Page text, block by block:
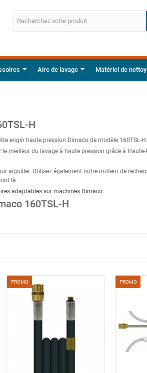
Aire de lavage Matériel de
H
engin haute pression Dimaco de modèle 160TSL-H.
le meilleur du lavage à haute pression grâce à
aiguiller. Utilisez également notre moteur de
là.
adaptables sur machines Dimaco.
160TSL-H
PROMO PROMO